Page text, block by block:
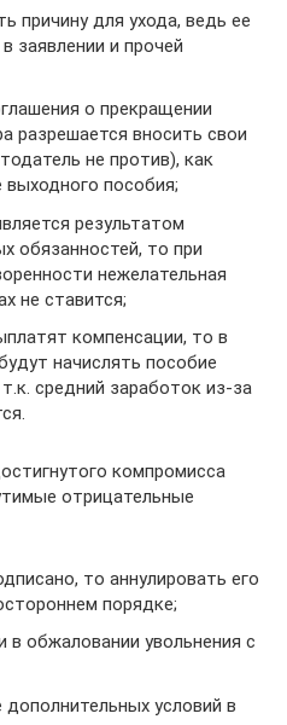
причину для ухода, ведь ее
заявлении и прочей
о прекращении
разрешается вносить свои
не против), как
выходного пособия;
результатом
обязанностей, то при
нежелательная
не ставится;
компенсации, то в
начислять пособие
средний заработок из-за
компромисса
отрицательные
то аннулировать его
порядке;
в обжаловании увольнения с
дополнительных условий в